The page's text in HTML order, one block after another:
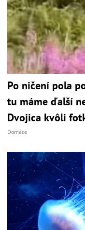
Po ničení pola
tu máme ďalší
Dvojica kvôli
Domáce